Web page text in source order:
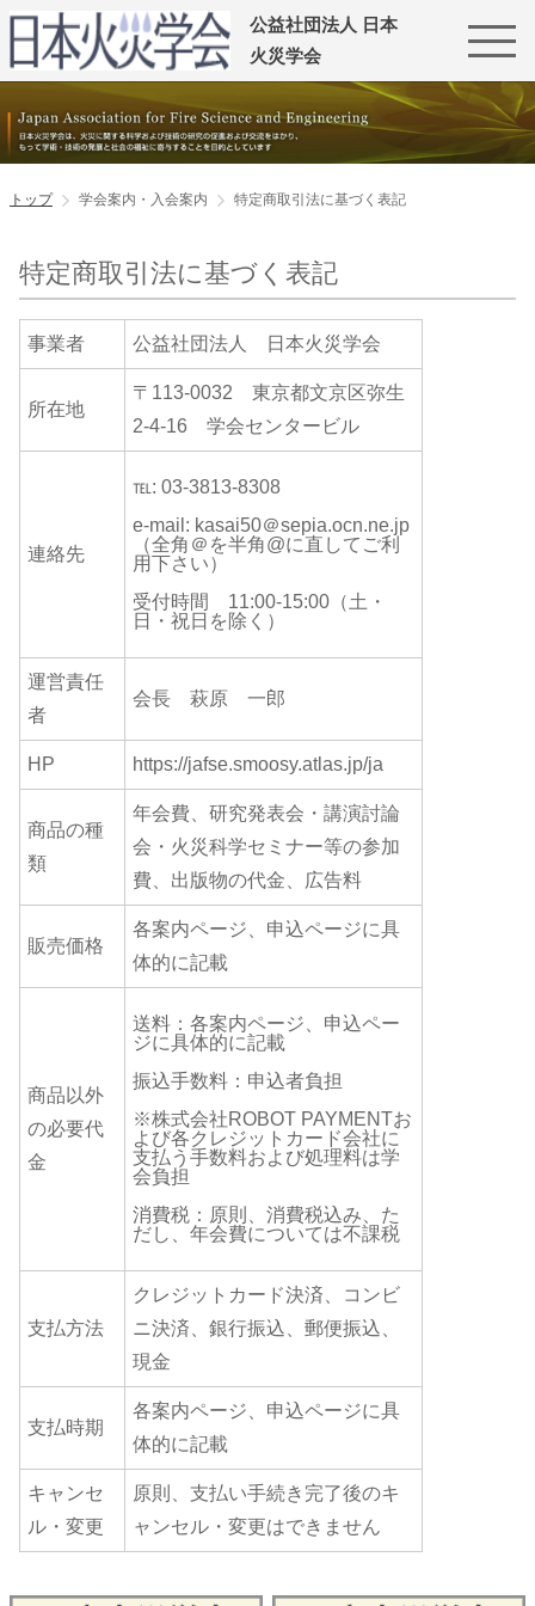
公益社団法人 日本
火災学会
トップ 学会案内・入会案内 特定商取引法に基づく表記
特定商取引法に基づく表記
事業者 公益社団法人 日本火災学会
所在地
〒113-0032 東京都文京区弥生
2-4-16 学会センタービル
連絡先
℡: 03-3813-8308
e-mail: kasai50＠sepia.ocn.ne.jp
（全角＠を半角@に直してご利
用下さい）
受付時間 11:00-15:00（土・
日・祝日を除く）
運営責任
者
会長 萩原 一郎
HP https://jafse.smoosy.atlas.jp/ja
商品の種
類
年会費、研究発表会・講演討論
会・火災科学セミナー等の参加
費、出版物の代金、広告料
販売価格
各案内ページ、申込ページに具
体的に記載
商品以外
の必要代
金
送料：各案内ページ、申込ペー
ジに具体的に記載
振込手数料：申込者負担
※株式会社ROBOT PAYMENTお
よび各クレジットカード会社に
支払う手数料および処理料は学
会負担
消費税：原則、消費税込み、た
だし、年会費については不課税
支払方法
クレジットカード決済、コンビ
ニ決済、銀行振込、郵便振込、
現金
支払時期
各案内ページ、申込ページに具
体的に記載
キャンセ
ル・変更
原則、支払い手続き完了後のキ
ャンセル・変更はできません